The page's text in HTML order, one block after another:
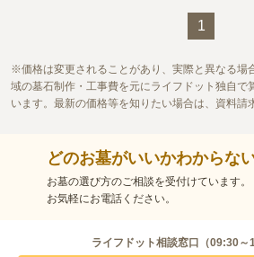
1
価格は変更されることがあり、実際と異なる場
域の墓石制作・工事費を元にライフドット独自で
います。最新の価格等を知りたい場合は、資料請
どのお墓がいいかわからな
お墓の選び方のご相談を受付けています。
お気軽にお電話ください。
ライフドット相談窓口（09:30～